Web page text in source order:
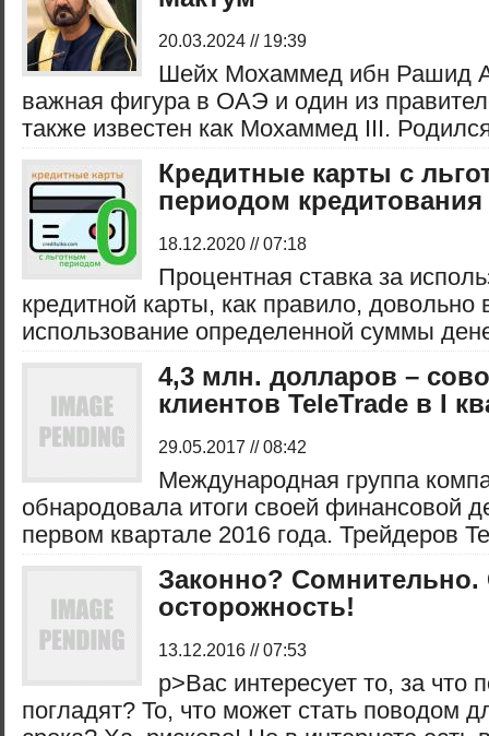
20.03.2024 // 19:39
Шейх Мохаммед ибн Рашид
важная фигура в ОАЭ и один из
также известен как Мохаммед III.
Кредитные карты с
периодом кредитования
18.12.2020 // 07:18
Процентная ставка за
кредитной карты, как правило, довольно
использование определенной суммы
4,3 млн. долларов –
клиентов TeleTrade в I
29.05.2017 // 08:42
Международная группа
обнародовала итоги своей финансовой
первом квартале 2016 года. Трейдеров
Законно?
осторожность!
13.12.2016 // 07:53
p>Вас интересует то, за что
погладят? То, что может стать поводом